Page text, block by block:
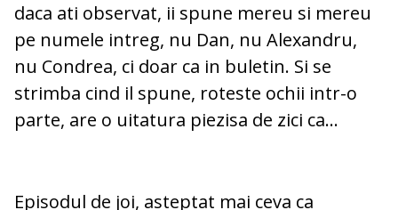
daca ati observat, ii spune mereu si mereu
pe numele intreg, nu Dan, nu Alexandru,
nu Condrea, ci doar ca in buletin. Si se
strimba cind il spune, roteste ochii intr-o
parte, are o uitatura piezisa de zici ca...
Episodul de joi, asteptat mai ceva ca